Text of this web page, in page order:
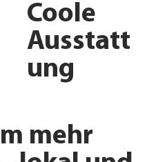
mehr
Coole
Ausstatt
ung